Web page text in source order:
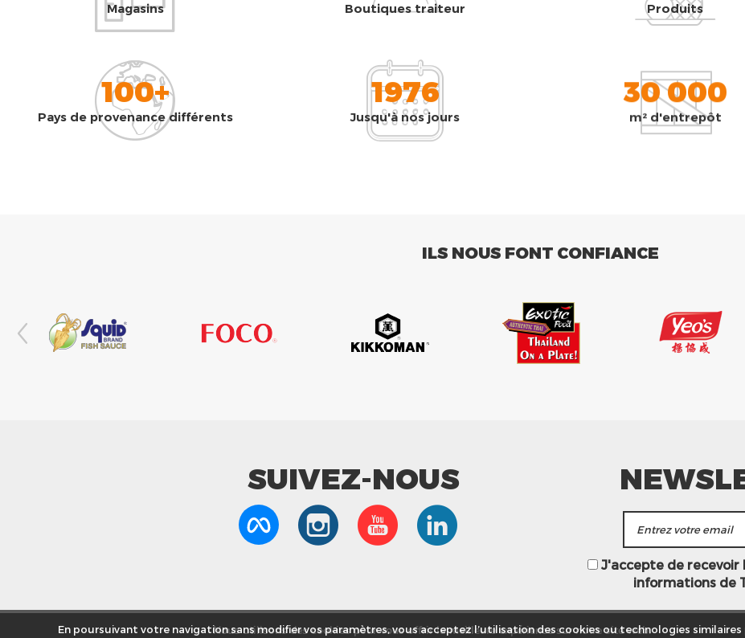
Magasins Boutiques traiteur Produits
100+
Pays de provenance différents
1976
Jusqu'à nos jours
30 000
m² d'entrepôt
ILS NOUS FONT CONFIANCE
SUIVEZ-NOUS
J'accepte de recevoir
informations de
En poursuivant votre navigation sans modifier vos paramètres, vous acceptez l’utilisation des cookies ou technologies similaires
Nous utilisons des cookies pour vous offrir la meilleure expérience sur notre site web.